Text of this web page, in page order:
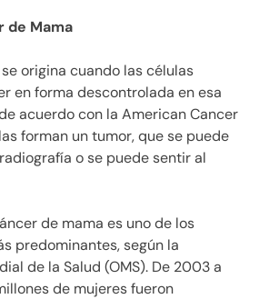
de Mama
origina cuando las células
en forma descontrolada en esa
acuerdo con la American Cancer
forman un tumor, que se puede
o se puede sentir al
de mama es uno de los
predominantes, según la
de la Salud (OMS). De 2003 a
de mujeres fueron